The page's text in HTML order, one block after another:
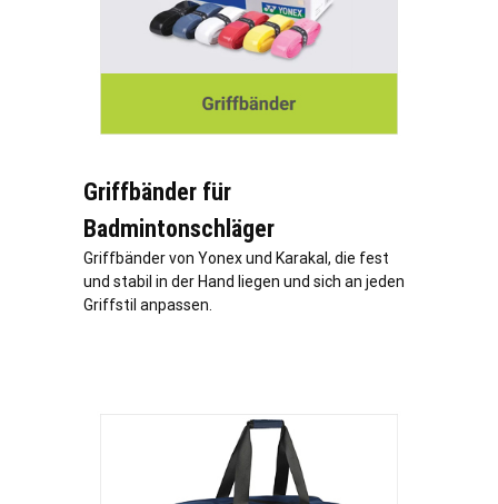
Griffbänder für
Badmintonschläger
Griffbänder von Yonex und Karakal, die fest
und stabil in der Hand liegen und sich an jeden
Griffstil anpassen.